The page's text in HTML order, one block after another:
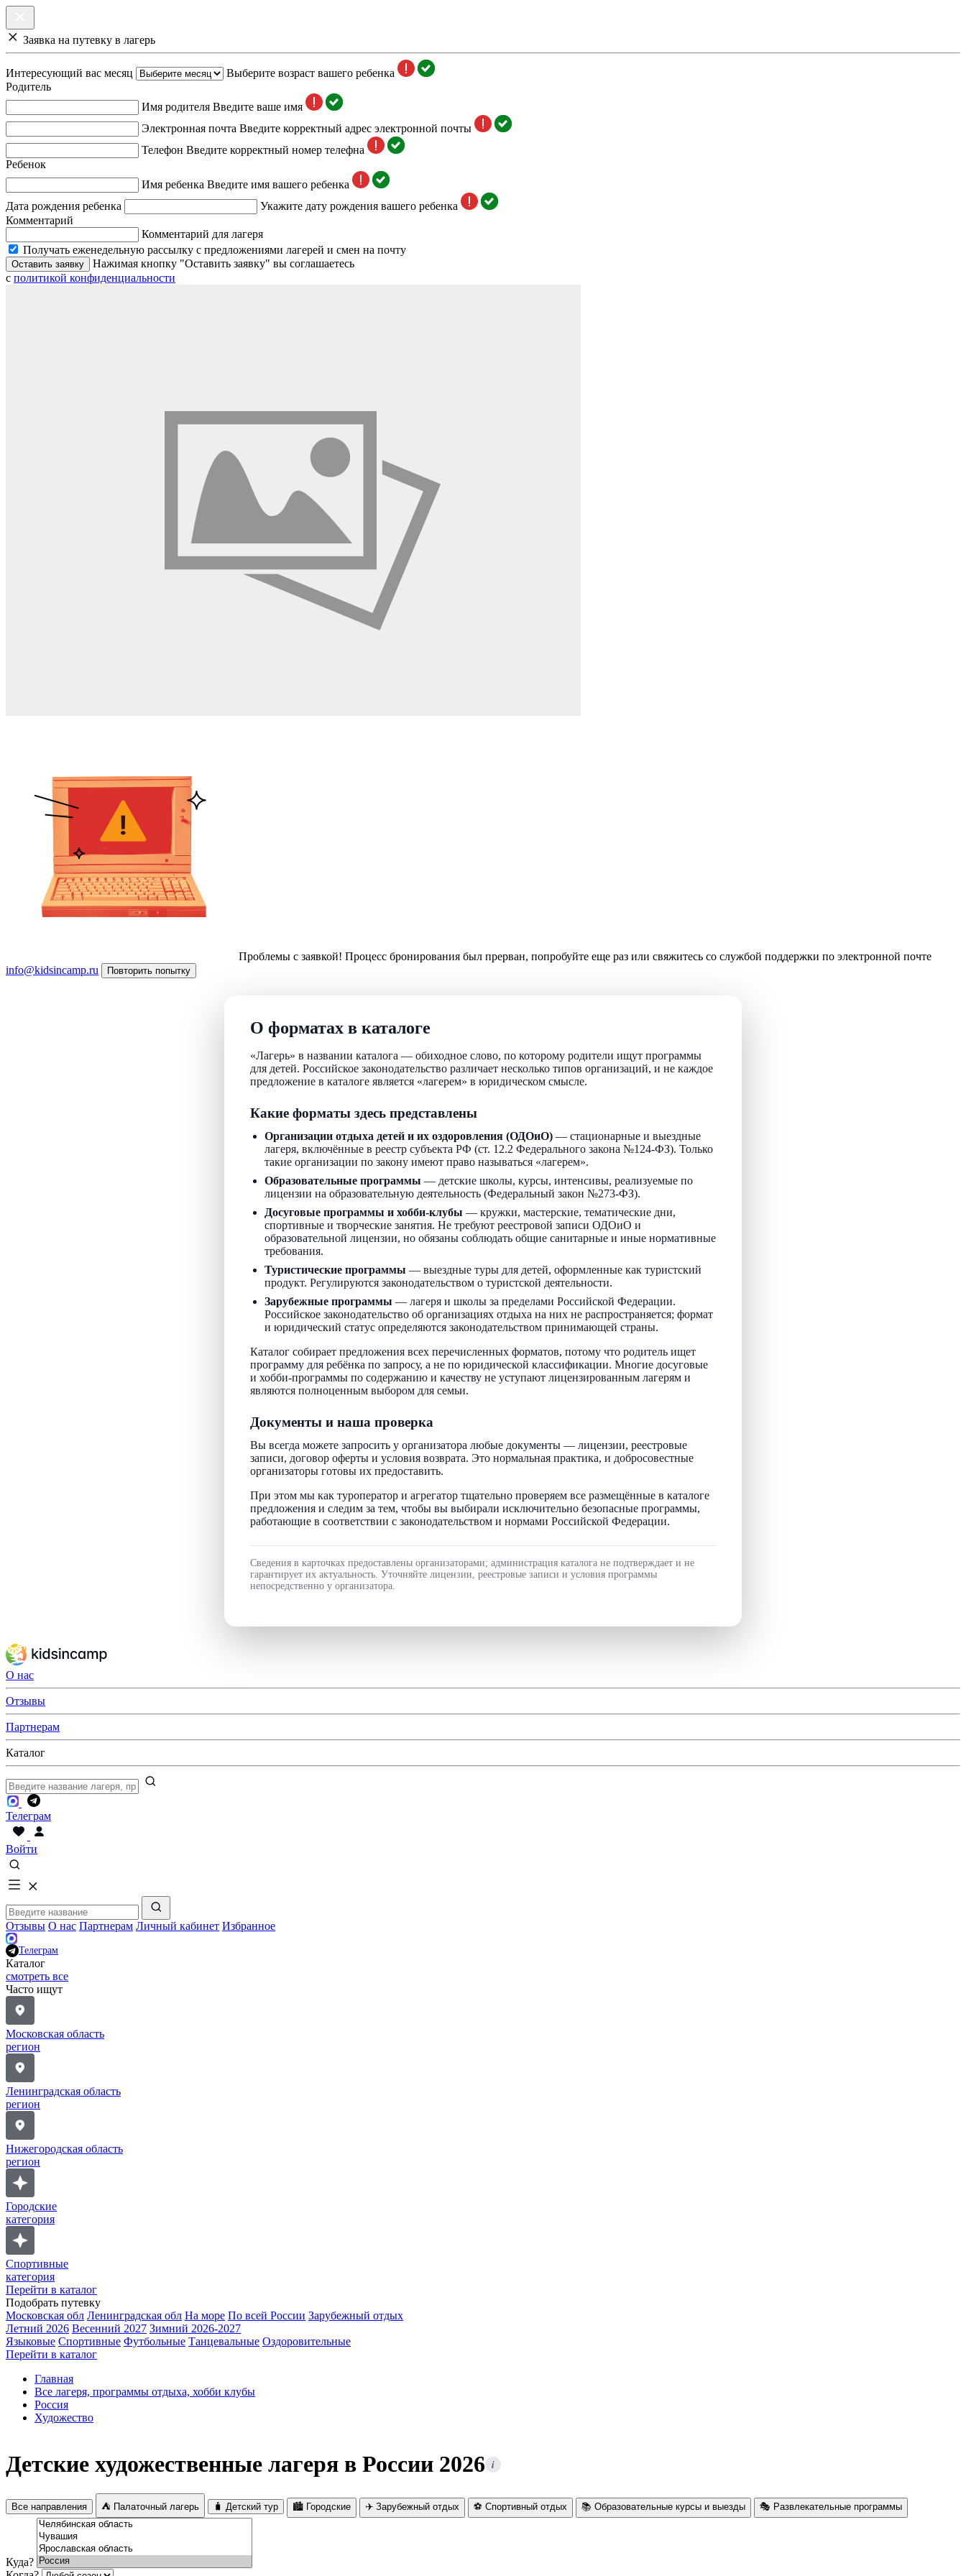
Заявка на путевку в лагерь
Интересующий вас месяц
Выберите возраст вашего ребенка
Родитель
Имя родителя Введите ваше имя
Электронная почта Введите корректный адрес электронной почты
Телефон Введите корректный номер телефна
Ребенок
Имя ребенка Введите имя вашего ребенка
Дата рождения ребенка
Укажите дату рождения вашего ребенка
Комментарий
Комментарий для лагеря
Получать еженедельную рассылку с предложениями лагерей и смен на почту
Оставить заявку
Нажимая кнопку "Оставить заявку" вы соглашаетесь
с политикой конфиденциальности
Проблемы с заявкой! Процесс бронирования был прерван, попробуйте еще раз или свяжитесь со службой поддержки по электронной почте
info@kidsincamp.ru
Повторить попытку
О форматах в каталоге
«Лагерь» в названии каталога — обиходное слово, по которому родители ищут программы
для детей. Российское законодательство различает несколько типов организаций, и не каждое
предложение в каталоге является «лагерем» в юридическом смысле.
Какие форматы здесь представлены
Организации отдыха детей и их оздоровления (ОДОиО) — стационарные и выездные
лагеря, включённые в реестр субъекта РФ (ст. 12.2 Федерального закона №124-ФЗ). Только
такие организации по закону имеют право называться «лагерем».
Образовательные программы — детские школы, курсы, интенсивы, реализуемые по
лицензии на образовательную деятельность (Федеральный закон №273-ФЗ).
Досуговые программы и хобби-клубы — кружки, мастерские, тематические дни,
спортивные и творческие занятия. Не требуют реестровой записи ОДОиО и
образовательной лицензии, но обязаны соблюдать общие санитарные и иные нормативные
требования.
Туристические программы — выездные туры для детей, оформленные как туристский
продукт. Регулируются законодательством о туристской деятельности.
Зарубежные программы — лагеря и школы за пределами Российской Федерации.
Российское законодательство об организациях отдыха на них не распространяется; формат
и юридический статус определяются законодательством принимающей страны.
Каталог собирает предложения всех перечисленных форматов, потому что родитель ищет
программу для ребёнка по запросу, а не по юридической классификации. Многие досуговые
и хобби-программы по содержанию и качеству не уступают лицензированным лагерям и
являются полноценным выбором для семьи.
Документы и наша проверка
Вы всегда можете запросить у организатора любые документы — лицензии, реестровые
записи, договор оферты и условия возврата. Это нормальная практика, и добросовестные
организаторы готовы их предоставить.
При этом мы как туроператор и агрегатор тщательно проверяем все размещённые в каталоге
предложения и следим за тем, чтобы вы выбирали исключительно безопасные программы,
работающие в соответствии с законодательством и нормами Российской Федерации.
Сведения в карточках предоставлены организаторами; администрация каталога не подтверждает и не
гарантирует их актуальность. Уточняйте лицензии, реестровые записи и условия программы
непосредственно у организатора.
О нас
Отзывы
Партнерам
Каталог
Телеграм
Войти
Отзывы О нас Партнерам Личный кабинет Избранное
Телеграм
Каталог
смотреть все
Часто ищут
Московская область
регион
Ленинградская область
регион
Нижегородская область
регион
Городские
категория
Спортивные
категория
Перейти в каталог
Подобрать путевку
Московская обл Ленинградская обл На море По всей России Зарубежный отдых
Летний 2026 Весенний 2027 Зимний 2026-2027
Языковые Спортивные Футбольные Танцевальные Оздоровительные
Перейти в каталог
Главная
Все лагеря, программы отдыха, хобби клубы
Россия
Художество
Детские художественные лагеря в России 2026 i
Все направления ⛺ Палаточный лагерь 🧳 Детский тур 🏙️ Городские ✈️ Зарубежный отдых ⚽ Спортивный отдых 📚 Образовательные курсы и выезды 🎭 Развлекательные программы
Куда?